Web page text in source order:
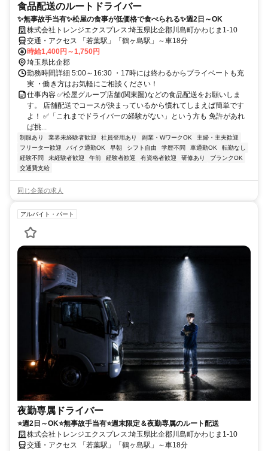
食品配送のルートドライバー
✨無事故手当有✨松屋の食事が低価格で食べられる✨週2日～OK
株式会社トレンジエクスプレス:埼玉県比企郡川島町かわじま1-10
交通・アクセス 「若葉駅」「鶴ヶ島駅」～車18分
時給1,400円～1,750円
埼玉県比企郡
勤務時間詳細 5:00～16:30 ・17時には終わるからプライベートも充
実 ・働き方はお気軽にご相談ください！
仕事内容 ✅松屋グループ店舗(関東圏)などの食品配送をお願いしま
す。 店舗配送でコースが決まっているから慣れてしまえば簡単です
よ！ ✅「これまでドライバーの経験がない」という方も 免許があれ
ば挑...
制服あり 業界未経験者歓迎 社員登用あり 副業・WワークOK
主婦・主夫歓迎
フリーター歓迎
バイク通勤OK 早朝 シフト自由 学歴不問 車通勤OK
転勤なし
経験不問
未経験者歓迎 午前 経験者歓迎 有資格者歓迎 研修あり
ブランクOK
交通費支給
同じ企業の求人
アルバイト・パート
夜勤専属ドライバー
⭐週2日～OK⭐無事故手当有⭐週末限定＆夜勤専属のルート配送
株式会社トレンジエクスプレス:埼玉県比企郡川島町かわじま1-10
交通・アクセス 「若葉駅」「鶴ヶ島駅」～車18分